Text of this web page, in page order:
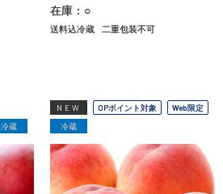
在庫：○
送料込冷蔵 二重包装不可
冷蔵
NEW OPポイント対象
Web限定
冷蔵